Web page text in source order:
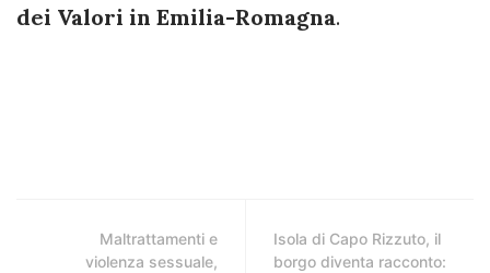
dei Valori in Emilia-Romagna.
Maltrattamenti e
violenza sessuale,
Isola di Capo Rizzuto, il
borgo diventa racconto: